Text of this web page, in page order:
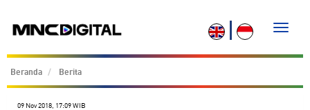
Toggle
Beranda Berita
09 Nov 2018, 17:09 WIB